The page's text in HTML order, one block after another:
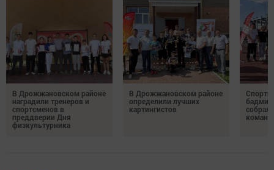
В Дрожжановском районе
наградили тренеров и
спортсменов в
преддверии Дня
физкультурника
В Дрожжановском районе
определили лучших
картингистов